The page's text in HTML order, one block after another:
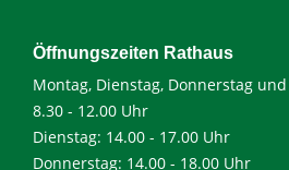
Öffnungszeiten Rathaus
Montag, Dienstag, Donnerstag
8.30 - 12.00 Uhr
Dienstag: 14.00 - 17.00 Uhr
Donnerstag: 14.00 - 18.00 Uhr